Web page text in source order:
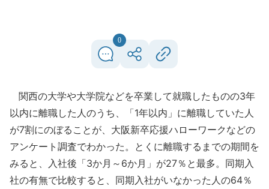
0
関西の大学や大学院などを卒業して就職したものの3年
以内に離職した人のうち、「1年以内」に離職していた人
が7割にのぼることが、大阪新卒応援ハローワークなどの
アンケート調査でわかった。とくに離職するまでの期間を
みると、入社後「3か月～6か月」が27％と最多。同期入
社の有無で比較すると、同期入社がいなかった人の64％